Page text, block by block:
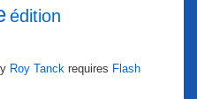
édition
Roy Tanck requires Flash